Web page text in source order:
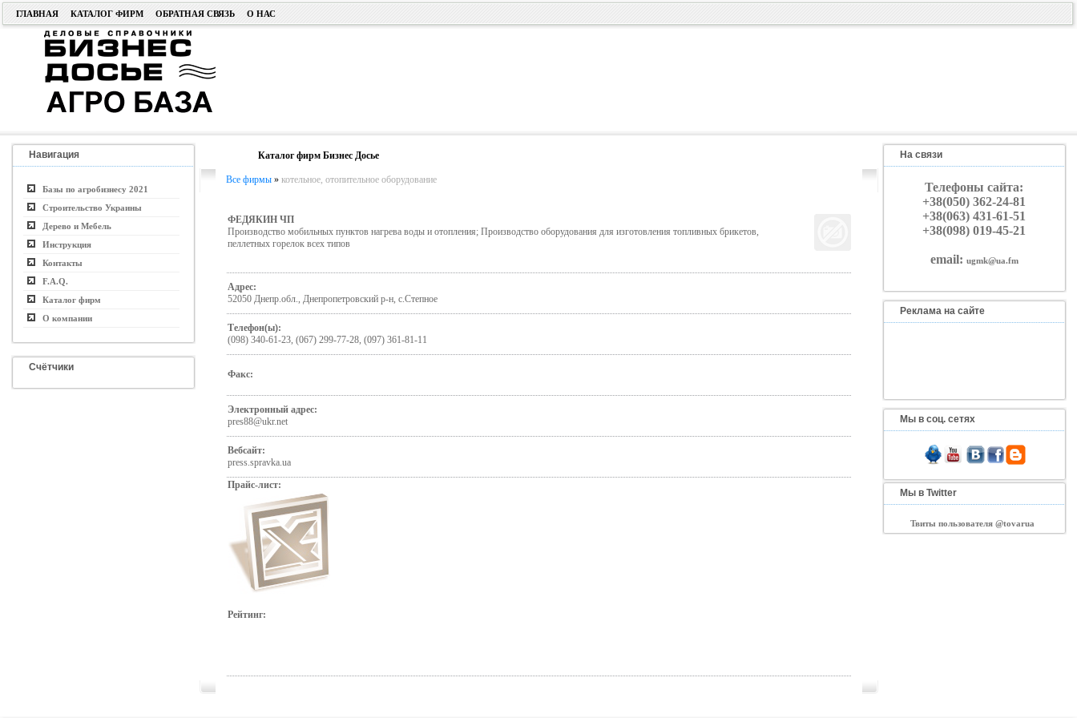
ГЛАВНАЯ КАТАЛОГ ФИРМ ОБРАТНАЯ СВЯЗЬ О НАС
Навигация
Базы по агробизнесу 2021
Строительство Украины
Дерево и Мебель
Инструкция
Контакты
F.A.Q.
Каталог фирм
О компании
Счётчики
Каталог фирм Бизнес Досье
Все фирмы» котельное, отопительное оборудование
ФЕДЯКИН ЧП
Производство мобильных пунктов нагрева воды и отопления; Производство оборудования для изготовления топливных брикетов,
пеллетных горелок всех типов
Адрес:
52050 Днепр.обл., Днепропетровский р-н, с.Степное
Телефон(ы):
(098) 340-61-23, (067) 299-77-28, (097) 361-81-11
Факс:
Электронный адрес:
pres88@ukr.net
Вебсайт:
press.spravka.ua
Прайс-лист:
Рейтинг:
На связи
Телефоны сайта:
+38(050) 362-24-81
+38(063) 431-61-51
+38(098) 019-45-21
email: ugmk@ua.fm
Реклама на сайте
Мы в соц. сетях
Мы в Twitter
Твиты пользователя @tovarua